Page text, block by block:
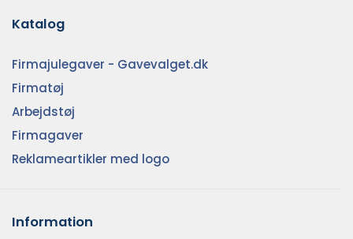
Katalog
Firmajulegaver - Gavevalget.dk
Firmatøj
Arbejdstøj
Firmagaver
Reklameartikler med logo
Information